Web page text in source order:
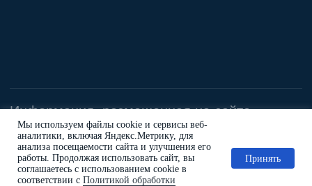
Мы используем файлы cookie и сервисы веб-
аналитики, включая Яндекс.Метрику, для
анализа посещаемости сайта и улучшения его
работы. Продолжая использовать сайт, вы
соглашаетесь с использованием cookie в
соответствии с Политикой обработки
Принять